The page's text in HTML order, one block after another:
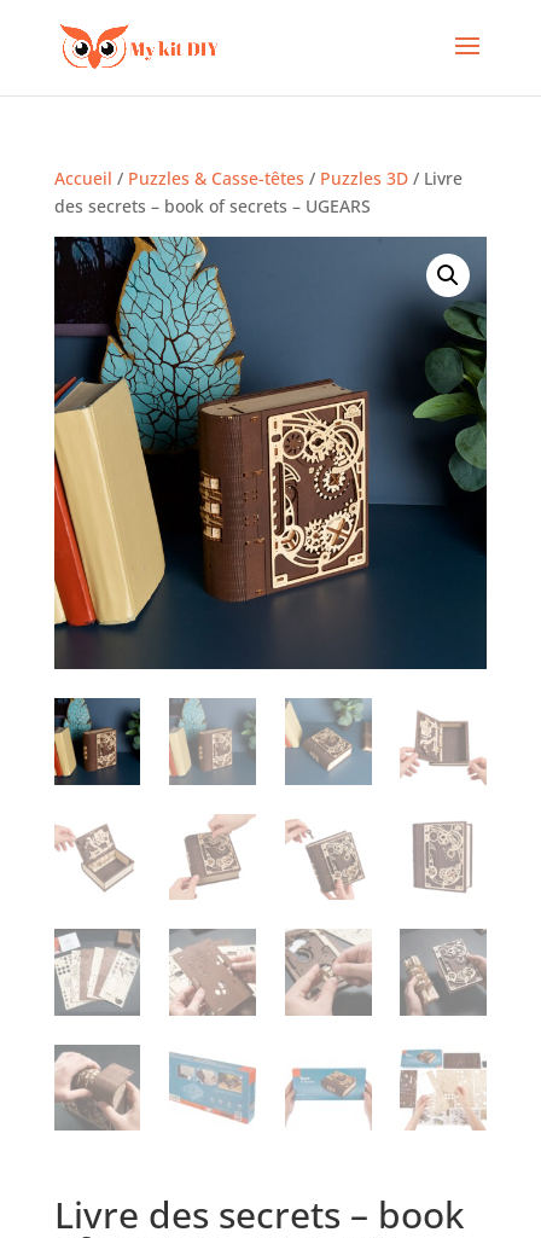
Accueil / Puzzles & Casse-têtes / Puzzles 3D/ Livre
des secrets – book of secrets – UGEARS
Livre des secrets – book